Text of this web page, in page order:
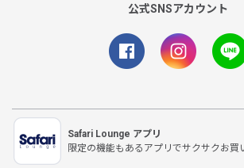
公式SNSアカウント
Safari Lounge アプリ
限定の機能もあるアプリでサクサクお買